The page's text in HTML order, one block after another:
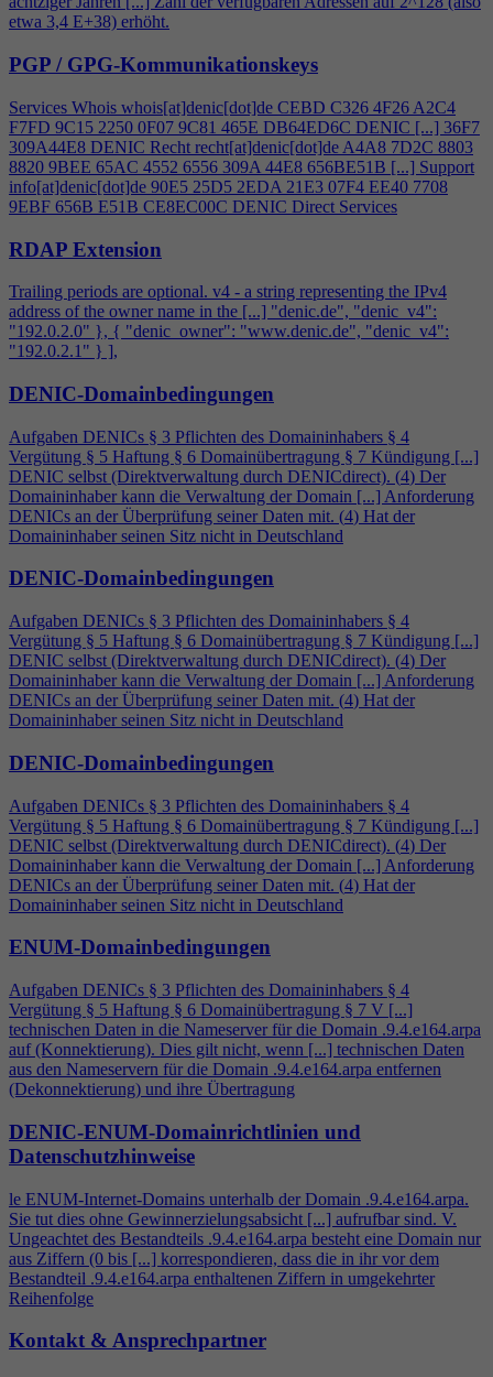
etwa 3,4 E+38) erhöht.
PGP / GPG-Kommunikationskeys
Services Whois whois[at]denic[dot]de CEBD C326 4F26 A2C4
F7FD 9C15 2250 0F07 9C81 465E DB64ED6C DENIC [...] 36F7
309A44E8 DENIC Recht recht[at]denic[dot]de A4A8 7D2C 8803
8820 9BEE 65AC 4552 6556 309A 44E8 656BE51B [...] Support
info[at]denic[dot]de 90E5 25D5 2EDA 21E3 07F4 EE40 7708
9EBF 656B E51B CE8EC00C DENIC Direct Services
RDAP Extension
Trailing periods are optional. v4 - a string representing the IPv4
address of the owner name in the [...] "denic.de", "denic_v4":
"192.0.2.0" }, { "denic_owner": "www.denic.de", "denic_v4":
"192.0.2.1" } ],
DENIC-Domainbedingungen
Aufgaben DENICs § 3 Pflichten des Domaininhabers § 4
Vergütung § 5 Haftung § 6 Domainübertragung § 7 Kündigung [...]
DENIC selbst (Direktverwaltung durch DENICdirect). (4) Der
Domaininhaber kann die Verwaltung der Domain [...] Anforderung
DENICs an der Überprüfung seiner Daten mit. (4) Hat der
Domaininhaber seinen Sitz nicht in Deutschland
DENIC-Domainbedingungen
Aufgaben DENICs § 3 Pflichten des Domaininhabers § 4
Vergütung § 5 Haftung § 6 Domainübertragung § 7 Kündigung [...]
DENIC selbst (Direktverwaltung durch DENICdirect). (4) Der
Domaininhaber kann die Verwaltung der Domain [...] Anforderung
DENICs an der Überprüfung seiner Daten mit. (4) Hat der
Domaininhaber seinen Sitz nicht in Deutschland
DENIC-Domainbedingungen
Aufgaben DENICs § 3 Pflichten des Domaininhabers § 4
Vergütung § 5 Haftung § 6 Domainübertragung § 7 Kündigung [...]
DENIC selbst (Direktverwaltung durch DENICdirect). (4) Der
Domaininhaber kann die Verwaltung der Domain [...] Anforderung
DENICs an der Überprüfung seiner Daten mit. (4) Hat der
Domaininhaber seinen Sitz nicht in Deutschland
ENUM-Domainbedingungen
Aufgaben DENICs § 3 Pflichten des Domaininhabers § 4
Vergütung § 5 Haftung § 6 Domainübertragung § 7 V [...]
technischen Daten in die Nameserver für die Domain .9.4.e164.arpa
auf (Konnektierung). Dies gilt nicht, wenn [...] technischen Daten
aus den Nameservern für die Domain .9.4.e164.arpa entfernen
(Dekonnektierung) und ihre Übertragung
DENIC-ENUM-Domainrichtlinien und
Datenschutzhinweise
le ENUM-Internet-Domains unterhalb der Domain .9.4.e164.arpa.
Sie tut dies ohne Gewinnerzielungsabsicht [...] aufrufbar sind. V.
Ungeachtet des Bestandteils .9.4.e164.arpa besteht eine Domain nur
aus Ziffern (0 bis [...] korrespondieren, dass die in ihr vor dem
Bestandteil .9.4.e164.arpa enthaltenen Ziffern in umgekehrter
Reihenfolge
Kontakt & Ansprechpartner